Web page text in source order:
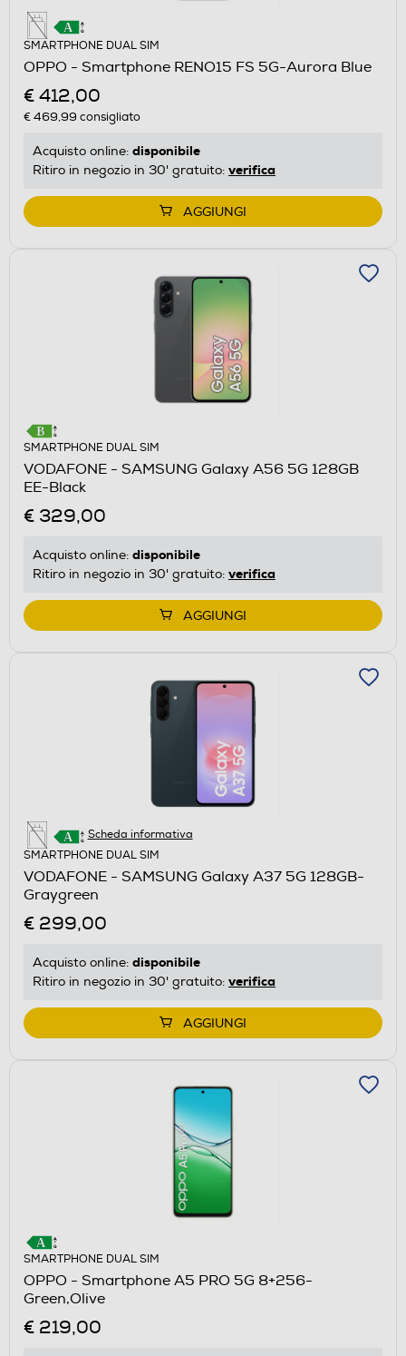
SMARTPHONE DUAL SIM
OPPO - Smartphone RENO15 FS 5G-Aurora Blue
€ 412,00
€ 469,99 consigliato
Acquisto online: disponibile
Ritiro in negozio in 30' gratuito: verifica
AGGIUNGI
SMARTPHONE DUAL SIM
VODAFONE - SAMSUNG Galaxy A56 5G 128GB
EE-Black
€ 329,00
Acquisto online: disponibile
Ritiro in negozio in 30' gratuito: verifica
AGGIUNGI
Scheda informativa
SMARTPHONE DUAL SIM
VODAFONE - SAMSUNG Galaxy A37 5G 128GB-
Graygreen
€ 299,00
Acquisto online: disponibile
Ritiro in negozio in 30' gratuito: verifica
AGGIUNGI
SMARTPHONE DUAL SIM
OPPO - Smartphone A5 PRO 5G 8+256-
Green,Olive
€ 219,00